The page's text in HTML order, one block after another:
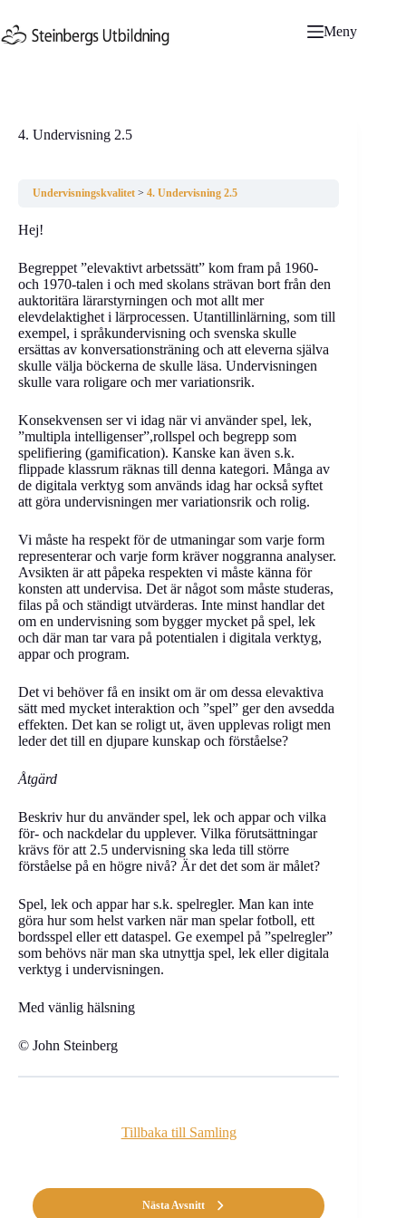
till
innehåll
Meny
4. Undervisning 2.5
Undervisningskvalitet 4. Undervisning 2.5
Hej!
Begreppet ”elevaktivt arbetssätt” kom fram på 1960-
och 1970-talen i och med skolans strävan bort från den
auktoritära lärarstyrningen och mot allt mer
elevdelaktighet i lärprocessen. Utantillinlärning, som till
exempel, i språkundervisning och svenska skulle
ersättas av konversationsträning och att eleverna själva
skulle välja böckerna de skulle läsa. Undervisningen
skulle vara roligare och mer variationsrik.
Konsekvensen ser vi idag när vi använder spel, lek,
”multipla intelligenser”,rollspel och begrepp som
spelifiering (gamification). Kanske kan även s.k.
flippade klassrum räknas till denna kategori. Många av
de digitala verktyg som används idag har också syftet
att göra undervisningen mer variationsrik och rolig.
Vi måste ha respekt för de utmaningar som varje form
representerar och varje form kräver noggranna analyser.
Avsikten är att påpeka respekten vi måste känna för
konsten att undervisa. Det är något som måste studeras,
filas på och ständigt utvärderas. Inte minst handlar det
om en undervisning som bygger mycket på spel, lek
och där man tar vara på potentialen i digitala verktyg,
appar och program.
Det vi behöver få en insikt om är om dessa elevaktiva
sätt med mycket interaktion och ”spel” ger den avsedda
effekten. Det kan se roligt ut, även upplevas roligt men
leder det till en djupare kunskap och förståelse?
Åtgärd
Beskriv hur du använder spel, lek och appar och vilka
för- och nackdelar du upplever. Vilka förutsättningar
krävs för att 2.5 undervisning ska leda till större
förståelse på en högre nivå? Är det det som är målet?
Spel, lek och appar har s.k. spelregler. Man kan inte
göra hur som helst varken när man spelar fotboll, ett
bordsspel eller ett dataspel. Ge exempel på ”spelregler”
som behövs när man ska utnyttja spel, lek eller digitala
verktyg i undervisningen.
Med vänlig hälsning
© John Steinberg
Tillbaka till Samling
Nästa Avsnitt